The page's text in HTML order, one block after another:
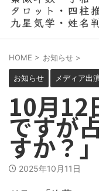
HOME > お知らせ >
お知らせ メディア出
10月12
ですが
すか？」
2025年10月11日